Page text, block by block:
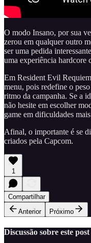
O modo Insano, por sua
zerou em qualquer outro
ser uma pedida
uma experiência hardcore
Em Resident Evil
menu, pois redefine o
ritmo da campanha. Se a
não hesite em escolher
game em dificuldades
Afinal, o importante é se
criados pela Capcom.
1
Compartilhar
Anterior
Próximo
Discussão sobre este post